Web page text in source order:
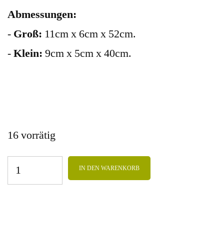
Abmessungen:
- Groß: 11cm x 6cm x 52cm.
-Klein: 9cm x 5cm x 40cm.
16 vorrätig
IN DEN WARENKORB